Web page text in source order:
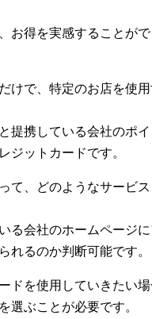
お得を実感することが
けで、特定のお店を使
提携している会社のポ
ジットカードです。
て、どのようなサービ
る会社のホームページ
れるのか判断可能です。
ドを使用していきたい
選ぶことが必要です。